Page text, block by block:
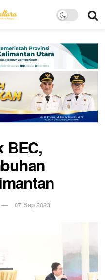
BEC,
07 Sep 2023